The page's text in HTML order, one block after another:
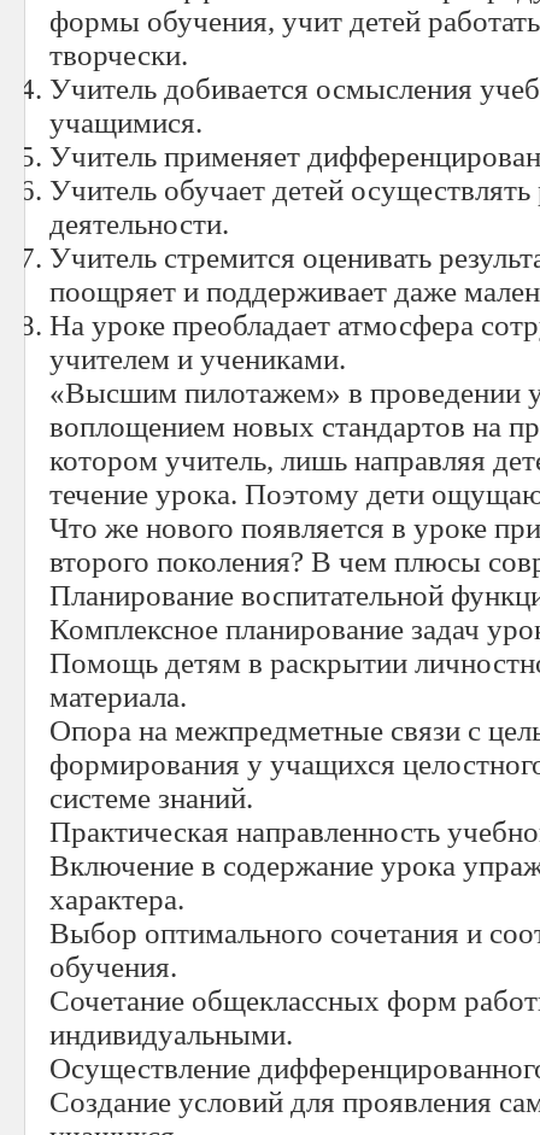
формы обучения, учит детей
творчески.
Учитель добивается осмысления
учащимися.
Учитель применяет
Учитель обучает детей
деятельности.
Учитель стремится оценивать
поощряет и поддерживает даже
На уроке преобладает атмосфера
учителем и учениками.
«Высшим пилотажем» в проведении
воплощением новых стандартов на
котором учитель, лишь направляя
течение урока. Поэтому дети
Что же нового появляется в уроке
второго поколения? В чем плюсы
Планирование воспитательной
Комплексное планирование задач
Помощь детям в раскрытии
материала.
Опора на межпредметные связи с
формирования у учащихся
системе знаний.
Практическая направленность
Включение в содержание урока
характера.
Выбор оптимального сочетания и
обучения.
Сочетание общеклассных форм
индивидуальными.
Осуществление
Создание условий для проявления